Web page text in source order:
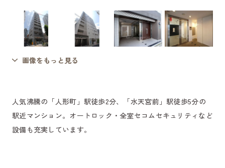
画像をもっと見る
人気沸騰の「人形町」駅徒歩2分、「水天宮前」駅徒歩5分の
駅近マンション。オートロック・全室セコムセキュリティなど
設備も充実しています。